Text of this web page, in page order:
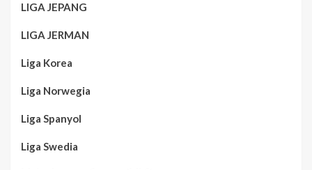
LIGA JEPANG
LIGA JERMAN
Liga Korea
Liga Norwegia
Liga Spanyol
Liga Swedia